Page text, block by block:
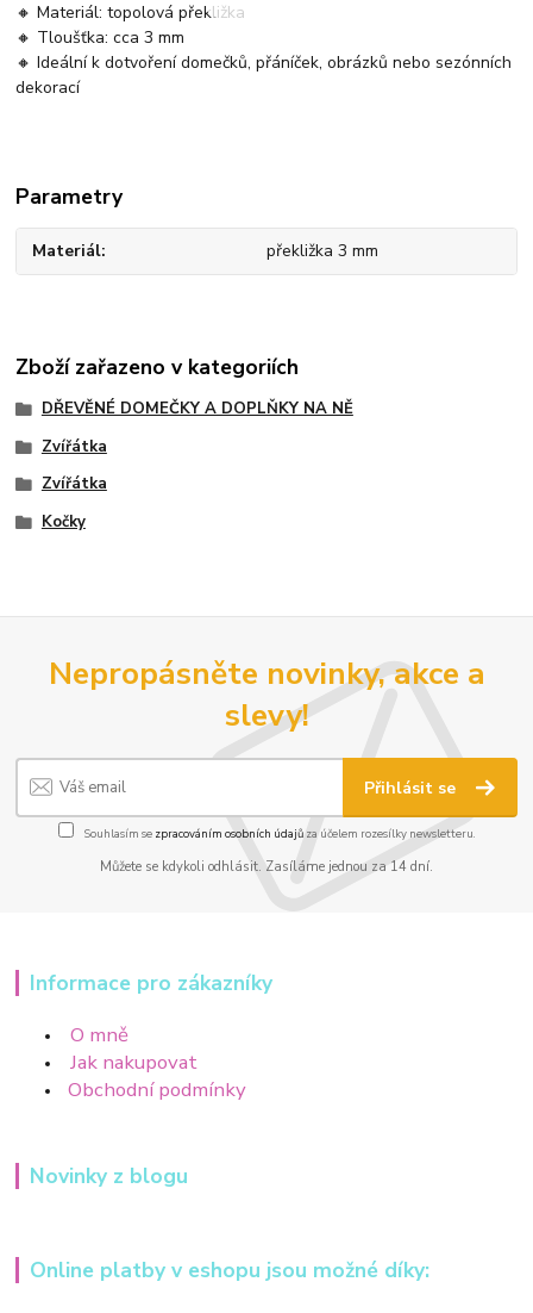
🔸 Materiál: topolová překližka
🔸 Tloušťka: cca 3 mm
🔸 Ideální k dotvoření domečků, přáníček, obrázků nebo sezónních
dekorací
Parametry
Materiál překližka 3 mm
Zboží zařazeno v kategoriích
DŘEVĚNÉ DOMEČKY A DOPLŇKY NA NĚ
Zvířátka
Zvířátka
Kočky
Nepropásněte novinky, akce a
slevy!
Přihlásit se
Souhlasím se zpracováním osobních údajůza účelem rozesílky newsletteru.
Můžete se kdykoli odhlásit. Zasíláme jednou za 14 dní.
Informace pro zákazníky
O mně
Jak nakupovat
Obchodní podmínky
Novinky z blogu
Online platby v eshopu jsou možné díky: